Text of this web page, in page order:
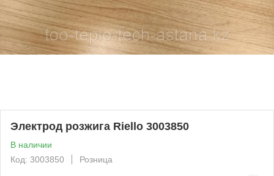
Электрод розжига Riello 3003850
В наличии
Код: 3003850
Розница